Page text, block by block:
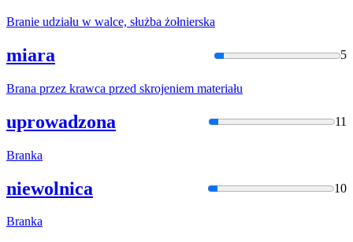
Branie udziału w walce, służba żołnierska
miara 5
Brana przez krawca przed skrojeniem materiału
uprowadzona 11
Branka
niewolnica 10
Branka